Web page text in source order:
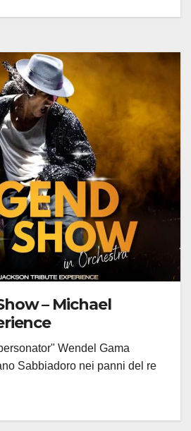
– Michael
Wendel Gama
Sabbiadoro nei panni del re